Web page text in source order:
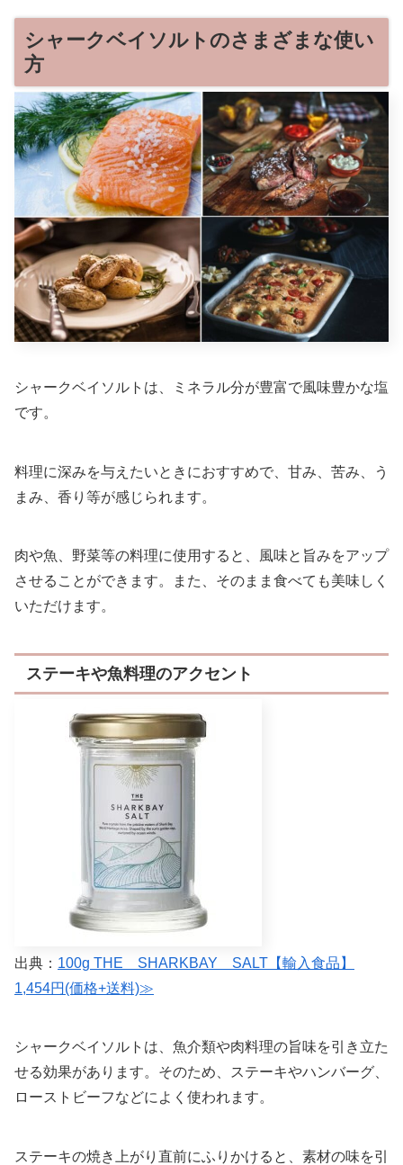
シャークベイソルトのさまざまな使い
方
シャークベイソルトは、ミネラル分が豊富で風味豊かな塩
です。
料理に深みを与えたいときにおすすめで、甘み、苦み、う
まみ、香り等が感じられます。
肉や魚、野菜等の料理に使用すると、風味と旨みをアップ
させることができます。また、そのまま食べても美味しく
いただけます。
ステーキや魚料理のアクセント
出典： 100g THE SHARKBAY SALT【輸入食品】
1,454円(価格+送料)≫
シャークベイソルトは、魚介類や肉料理の旨味を引き立た
せる効果があります。そのため、ステーキやハンバーグ、
ローストビーフなどによく使われます。
ステーキの焼き上がり直前にふりかけると、素材の味を引